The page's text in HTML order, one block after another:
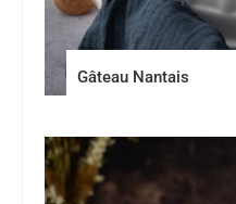
Gâteau Nantais